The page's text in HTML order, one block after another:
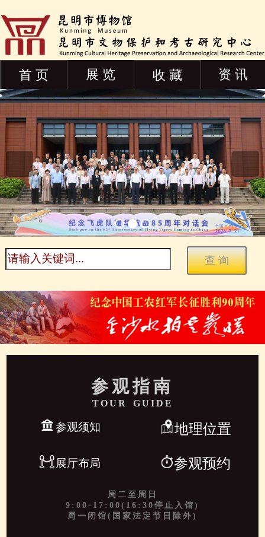
首 页 展 览 收 藏 资 讯
参观指南
TOUR GUIDE
参观须知 地理位置
展厅布局 参观预约
周二至周日
9:00-17:00(16:30停止入馆)
周一闭馆(国家法定节日除外)